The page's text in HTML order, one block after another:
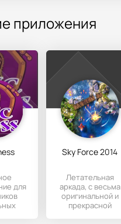
приложения
для
Sky Force 2014
Летательная
аркада, с весьма
оригинальной и
прекрасной